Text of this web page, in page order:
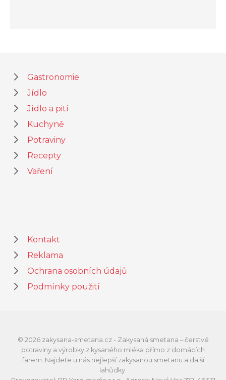
Gastronomie
Jídlo
Jídlo a pití
Kuchyně
Potraviny
Recepty
Vaření
Kontakt
Reklama
Ochrana osobních údajů
Podmínky použití
© 2026 zakysana-smetana.cz - Zakysaná smetana – čerstvé
potraviny a výrobky z kysaného mléka přímo z domácích
farem. Najdete u nás nejlepší zakysanou smetanu a další
lahůdky.